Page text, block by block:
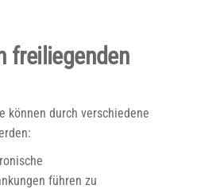
freiliegenden
können durch verschiedene
führen zu